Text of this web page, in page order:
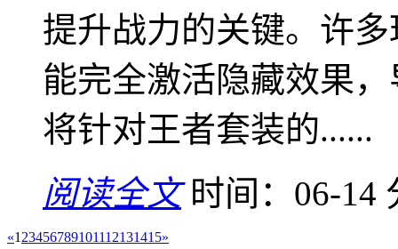
提升战力的关键。许
能完全激活隐藏效果
将针对王者套装的......
阅读全文 时间：06-14
«1 23456789101112131415»